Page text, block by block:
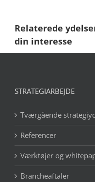
Relaterede
din interesse
STRATEGIARBEJDE
Tværgående
Referencer
Værktøjer og
Brancheaftaler